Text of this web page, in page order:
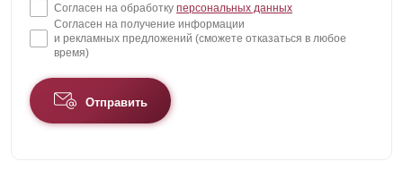
Согласен на обработку персональных данных
Согласен на получение информации
и рекламных предложений (сможете отказаться в любое
время)
Отправить